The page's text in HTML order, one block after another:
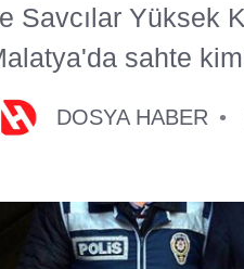
Savcılar Yüksek
sahte
DOSYA HABER